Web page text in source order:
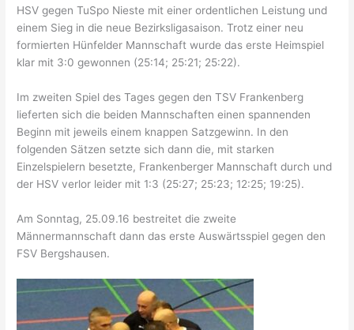
HSV gegen TuSpo Nieste mit einer ordentlichen Leistung und
einem Sieg in die neue Bezirksligasaison. Trotz einer neu
formierten Hünfelder Mannschaft wurde das erste Heimspiel
klar mit 3:0 gewonnen (25:14; 25:21; 25:22).
Im zweiten Spiel des Tages gegen den TSV Frankenberg
lieferten sich die beiden Mannschaften einen spannenden
Beginn mit jeweils einem knappen Satzgewinn. In den
folgenden Sätzen setzte sich dann die, mit starken
Einzelspielern besetzte, Frankenberger Mannschaft durch und
der HSV verlor leider mit 1:3 (25:27; 25:23; 12:25; 19:25).
Am Sonntag, 25.09.16 bestreitet die zweite
Männermannschaft dann das erste Auswärtsspiel gegen den
FSV Bergshausen.